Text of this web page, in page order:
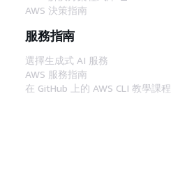
AWS 決策指南
服務指南
選擇生成式 AI 服務
AWS 服務指南
在 GitHub 上的 AWS CLI 教學課程